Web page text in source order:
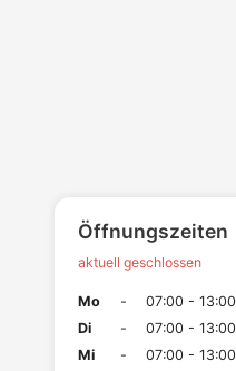
Öffnungszeiten
aktuell geschlossen
Mo -
07:00 - 13:00
Di
-
07:00 - 13:00
Mi
-
07:00 - 13:00